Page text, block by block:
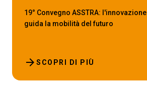
19° Convegno ASSTRA: l'innovazione
guida la mobilità del futuro
SCOPRI DI PIÙ
arrow_forward